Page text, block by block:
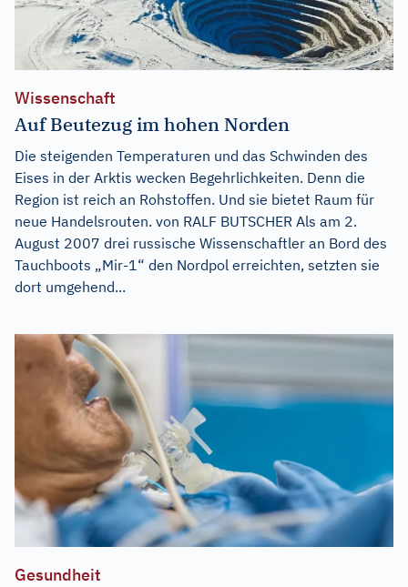
Wissenschaft
Auf Beutezug im hohen Norden
Die steigenden Temperaturen und das Schwinden des
Eises in der Arktis wecken Begehrlichkeiten. Denn die
Region ist reich an Rohstoffen. Und sie bietet Raum für
neue Handelsrouten. von RALF BUTSCHER Als am 2.
August 2007 drei russische Wissenschaftler an Bord des
Tauchboots „Mir-1“ den Nordpol erreichten, setzten sie
dort umgehend...
Gesundheit